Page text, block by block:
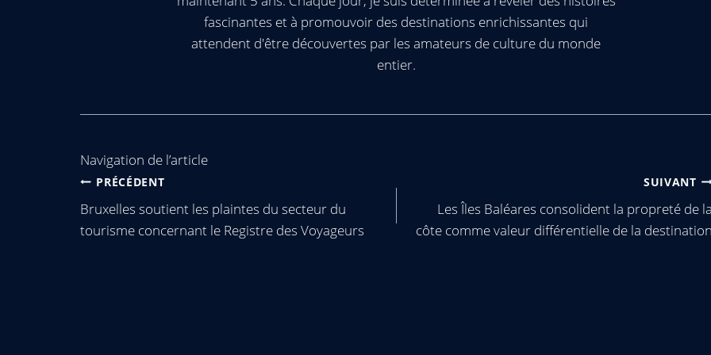
fascinantes et à promouvoir des destinations enrichissantes qui
attendent d'être découvertes par les amateurs de culture du monde
entier.
Navigation de l’article
PRÉCÉDENT
Bruxelles soutient les plaintes du secteur du
tourisme concernant le Registre des Voyageurs
SUIVANT
Les Îles Baléares consolident la propreté de
côte comme valeur différentielle de la